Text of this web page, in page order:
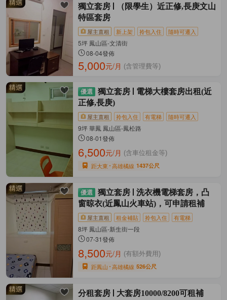
獨立套房
（限學生）近正修,長庚文山
特區套房
屋主直租 新上架 拎包入住 隨時可遷入
5坪 鳳山區-文清街
08-04發佈
5,000元/月 (含管理費等)
獨立套房
電梯大樓套房出租(近
正修,長庚)
屋主直租 拎包入住 有電梯 隨時可遷入
9坪 華鳳 鳳山區-鳳松路
08-01發佈
6,500元/月 (含車位租金等)
距大東 高雄橘線 1437公尺
獨立套房
洗衣機電梯套房，凸
窗晾衣(近鳳山火車站)，可申請租補
屋主直租 租金補貼 拎包入住 有電梯
8坪 鳳山區-新生街一段
07-31發佈
8,500元/月 (有額外費用)
距鳳山 高雄橘線 526公尺
分租套房 大套房10000/8200可租補